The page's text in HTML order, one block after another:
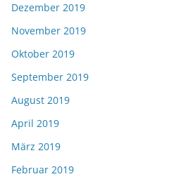
Dezember 2019
November 2019
Oktober 2019
September 2019
August 2019
April 2019
März 2019
Februar 2019